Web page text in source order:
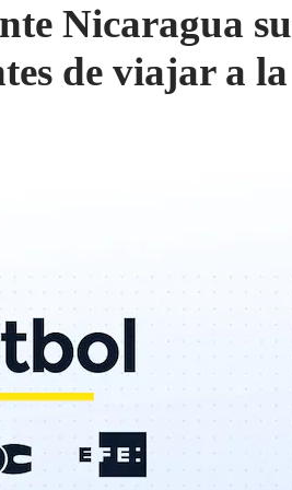
Nicaragua su
de viajar a la